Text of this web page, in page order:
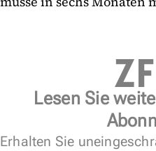
Lesen Sie
Erhalten Sie